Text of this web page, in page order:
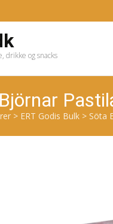
drikke og snacks
> ERT Godis Bulk > Söta